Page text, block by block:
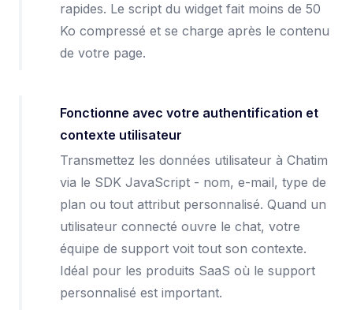
rapides. Le script du widget fait moins de 50
Ko compressé et se charge après le contenu
de votre page.
Fonctionne avec votre authentification et
contexte utilisateur
Transmettez les données utilisateur à Chatim
via le SDK JavaScript - nom, e-mail, type de
plan ou tout attribut personnalisé. Quand un
utilisateur connecté ouvre le chat, votre
équipe de support voit tout son contexte.
Idéal pour les produits SaaS où le support
personnalisé est important.